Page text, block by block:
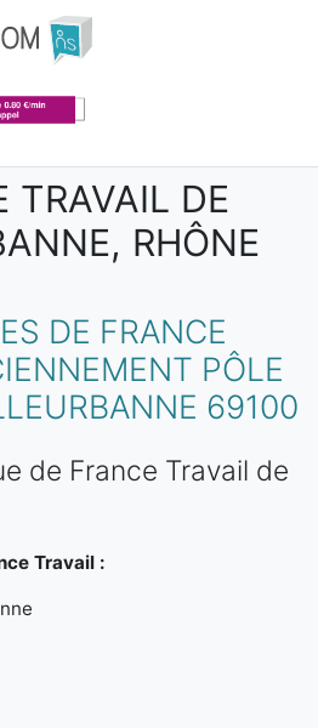
TRAVAIL DE
RHÔNE
DE FRANCE
PÔLE
69100
de France Travail de
Travail :